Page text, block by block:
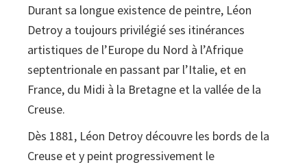
des
lumières
du
midi
à
la
vallée
Durant sa longue existence de peintre, Léon
Detroy a toujours privilégié ses itinérances
artistiques de l’Europe du Nord à l’Afrique
septentrionale en passant par l’Italie, et en
France, du Midi à la Bretagne et la vallée de la
Creuse.
Dès 1881, Léon Detroy découvre les bords de la
Creuse et y peint progressivement le